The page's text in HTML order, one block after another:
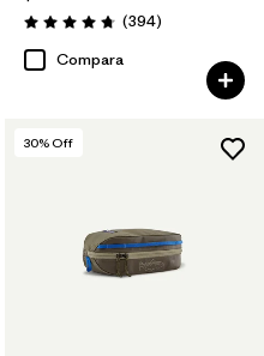
Valoración: 4.7 / 5
(394Comentarios
)
Compara
30% Off